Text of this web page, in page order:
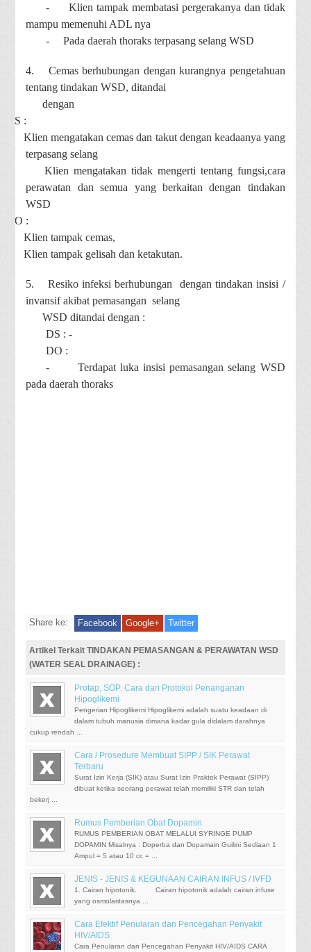
-
Klien tampak membatasi pergerakanya dan tidak
mampu memenuhi ADL nya
-
Pada daerah thoraks terpasang selang WSD
4.
Cemas berhubungan dengan kurangnya pengetahuan
tentang tindakan WSD, ditandai
dengan
DS :
Klien mengatakan cemas dan takut dengan keadaanya yang
terpasang selang
Klien mengatakan tidak mengerti tentang fungsi,cara
perawatan dan semua yang berkaitan dengan tindakan
WSD
DO :
Klien tampak cemas,
Klien tampak gelisah dan ketakutan.
5.
Resiko infeksi berhubungan dengan tindakan insisi /
invansif akibat pemasangan selang
WSD ditandai dengan :
DS : -
DO :
-
Terdapat luka insisi pemasangan selang WSD
pada daerah thoraks
Share ke: Facebook Google+ Twitter
Artikel Terkait TINDAKAN PEMASANGAN & PERAWATAN WSD
(WATER SEAL DRAINAGE) :
Protap, SOP, Cara dan Protokol Penanganan
Hipoglikemi
Pengerian Hipoglikemi Hipoglikemi adalah suatu keadaan di
dalam tubuh manusia dimana kadar gula didalam darahnya
cukup rendah ...
Cara / Prosedure Membuat SIPP / SIK Perawat
Terbaru
Surat Izin Kerja (SIK) atau Surat Izin Praktek Perawat (SIPP)
dibuat ketika seorang perawat telah memiliki STR dan telah
bekerj ...
Rumus Pemberian Obat Dopamin
RUMUS PEMBERIAN OBAT MELALUI SYRINGE PUMP
DOPAMIN Misalnya : Doperba dan Dopamain Guilini Sediaan 1
Ampul = 5 atau 10 cc = ...
JENIS - JENIS & KEGUNAAN CAIRAN INFUS / IVFD
1. Cairan hipotonik. Cairan hipotonik adalah cairan infuse
yang osmolaritasnya ...
Cara Efektif Penularan dan Pencegahan Penyakit
HIV/AIDS
Cara Penularan dan Pencegahan Penyakit HIV/AIDS CARA